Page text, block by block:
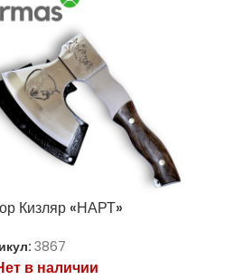
Кизляр «НАРТ»
3867
в наличии